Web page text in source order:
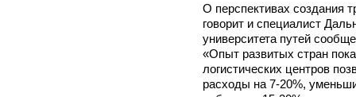
О перспективах создания
говорит и специалист
университета путей
«Опыт развитых стран
логистических центров
расходы на 7-20%,